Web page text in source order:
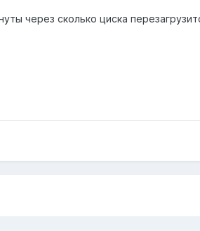
через сколько циска